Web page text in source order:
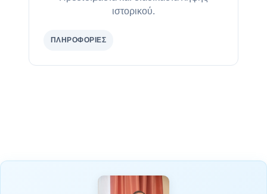
ιστορικού.
ΠΛΗΡΟΦΟΡΊΕΣ